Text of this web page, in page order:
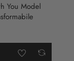
You Model